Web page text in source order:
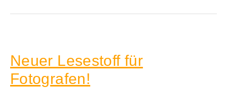
Neuer Lesestoff für
Fotografen!